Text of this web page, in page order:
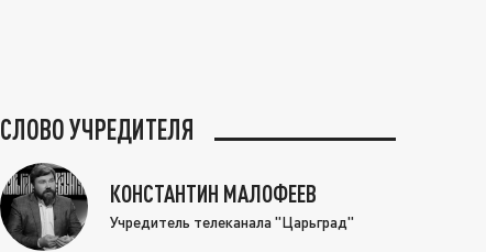
СЛОВО УЧРЕДИТЕЛЯ
КОНСТАНТИН МАЛОФЕЕВ
Учредитель телеканала "Царьград"